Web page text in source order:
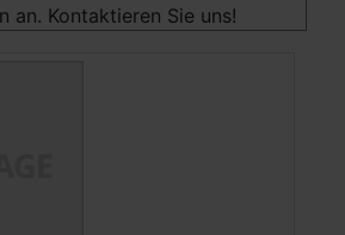
an. Kontaktieren Sie uns!